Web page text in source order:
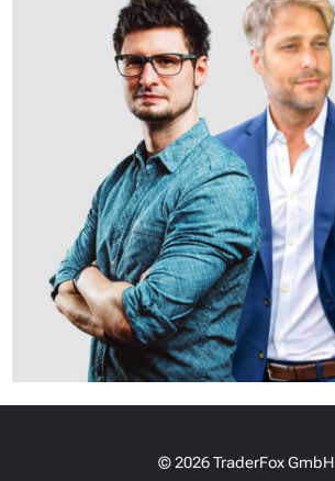
© 2026 TraderFox GmbH